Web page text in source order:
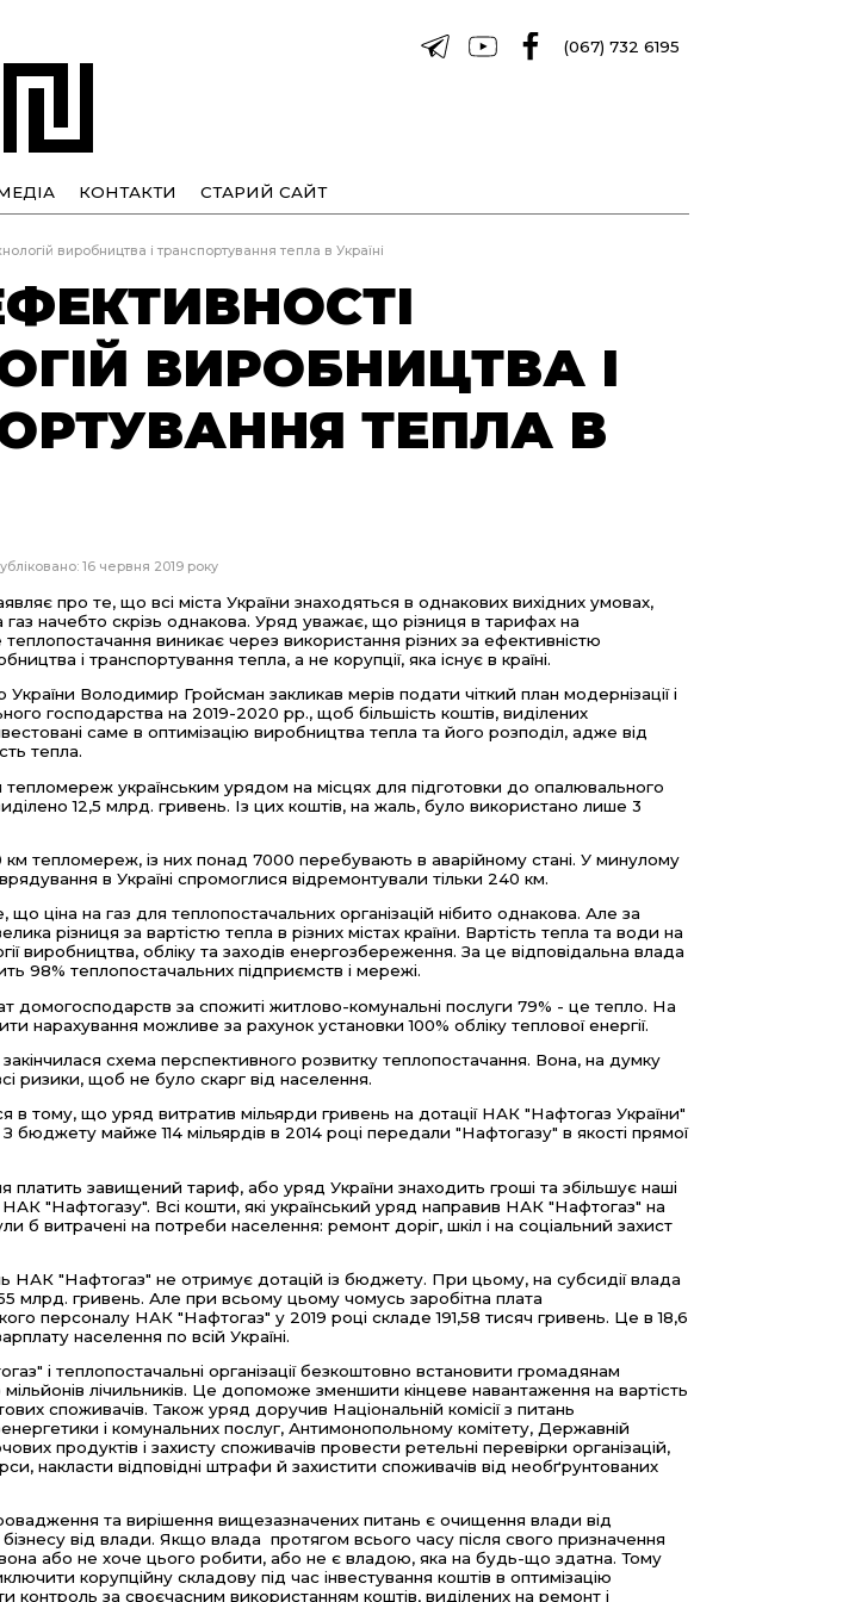
(067) 732 6195
КОНТАКТИ СТАРИЙ САЙТ
виробництва і транспортування тепла в Україні
ВИРОБНИЦТВА І
ТЕПЛА В
16 червня 2019 року
про те, що всі міста України знаходяться в однакових вихідних умовах,
газ начебто скрізь однакова. Уряд уважає, що різниця в тарифах на
теплопостачання виникає через використання різних за ефективністю
і транспортування тепла, а не корупції, яка існує в країні.
України Володимир Гройсман закликав мерів подати чіткий план модернізації і
господарства на 2019-2020 рр., щоб більшість коштів, виділених
саме в оптимізацію виробництва тепла та його розподіл, адже від
тепла.
тепломереж українським урядом на місцях для підготовки до опалювального
12,5 млрд. гривень. Із цих коштів, на жаль, було використано лише 3
км тепломереж, із них понад 7000 перебувають в аварійному стані. У минулому
в Україні спромоглися відремонтували тільки 240 км.
що ціна на газ для теплопостачальних організацій нібито однакова. Але за
різниця за вартістю тепла в різних містах країни. Вартість тепла та води на
виробництва, обліку та заходів енергозбереження. За це відповідальна влада
98% теплопостачальних підприємств і мережі.
домогосподарств за спожиті житлово-комунальні послуги 79% - це тепло. На
нарахування можливе за рахунок установки 100% обліку теплової енергії.
схема перспективного розвитку теплопостачання. Вона, на думку
ризики, щоб не було скарг від населення.
в тому, що уряд витратив мільярди гривень на дотації НАК "Нафтогаз України"
бюджету майже 114 мільярдів в 2014 році передали "Нафтогазу" в якості прямої
платить завищений тариф, або уряд України знаходить гроші та збільшує наші
"Нафтогазу". Всі кошти, які український уряд направив НАК "Нафтогаз" на
б витрачені на потреби населення: ремонт доріг, шкіл і на соціальний захист
НАК "Нафтогаз" не отримує дотацій із бюджету. При цьому, на субсидії влада
млрд. гривень. Але при всьому цьому чомусь заробітна плата
персоналу НАК "Нафтогаз" у 2019 році складе 191,58 тисяч гривень. Це в 18,6
населення по всій Україні.
і теплопостачальні організації безкоштовно встановити громадянам
лічильників. Це допоможе зменшити кінцеве навантаження на вартість
споживачів. Також уряд доручив Національній комісії з питань
і комунальних послуг, Антимонопольному комітету, Державній
продуктів і захисту споживачів провести ретельні перевірки організацій,
накласти відповідні штрафи й захистити споживачів від необґрунтованих
та вирішення вищезазначених питань є очищення влади від
бізнесу від влади. Якщо влада протягом всього часу після свого призначення
вона або не хоче цього робити, або не є владою, яка на будь-що здатна. Тому
корупційну складову під час інвестування коштів в оптимізацію
контроль за своєчасним використанням коштів, виділених на ремонт і